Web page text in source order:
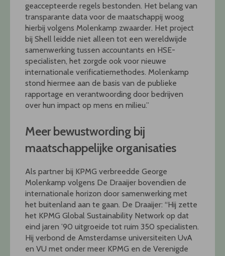
geaccepteerde regels bestonden. Het belang van
transparante data voor de maatschappij woog
hierbij volgens Molenkamp zwaarder. Het project
bij Shell leidde niet alleen tot een wereldwijde
samenwerking tussen accountants en HSE-
specialisten, het zorgde ook voor nieuwe
internationale verificatiemethodes. Molenkamp
stond hiermee aan de basis van de publieke
rapportage en verantwoording door bedrijven
over hun impact op mens en milieu.”
Meer bewustwording bij
maatschappelijke organisaties
Als partner bij KPMG verbreedde George
Molenkamp volgens De Draaijer bovendien de
internationale horizon door samenwerking met
het buitenland aan te gaan. De Draaijer: “Hij zette
het KPMG Global Sustainability Network op dat
eind jaren ’90 uitgroeide tot ruim 350 specialisten.
Hij verbond de Amsterdamse universiteiten UvA
en VU met onder meer KPMG en de Verenigde